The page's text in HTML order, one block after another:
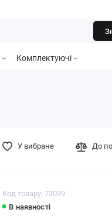
Комплектуючі
Код товару: 73039
В наявності
У вибране До